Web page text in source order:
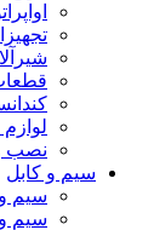
نصب
سیم و کابل
سیم
سیم